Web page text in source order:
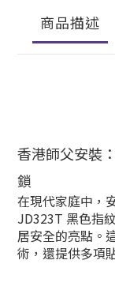
商品描述
香港師父安裝
鎖
在現代家庭中，
JD323T 黑色指
居安全的亮點。
術，還提供多項